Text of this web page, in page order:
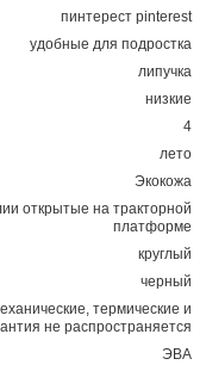
пинтерест pinterest
удобные для подростка
липучка
низкие
4
лето
Экокожа
открытые на тракторной
платформе
круглый
черный
термические и
не распространяется
ЭВА